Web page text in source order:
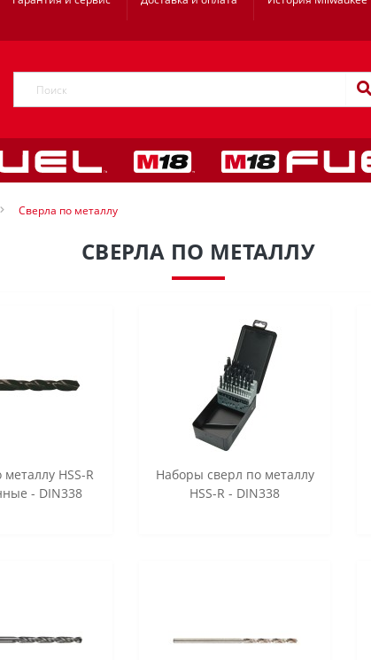
Сверла по металлу
СВЕРЛА ПО МЕТАЛЛУ
HSS-R
- DIN338
Наборы сверл по металлу
HSS-R - DIN338